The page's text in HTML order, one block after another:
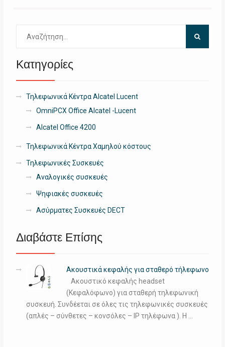
για:
Κατηγορίες
Τηλεφωνικά Κέντρα Alcatel Lucent
OmniPCX Office Alcatel -Lucent
Alcatel Office 4200
Τηλεφωνικά Κέντρα Χαμηλού κόστους
Τηλεφωνικές Συσκευές
Αναλογικές συσκευές
Ψηφιακές συσκευές
Ασύρματες Συσκευές DECT
Διαβάστε Επίσης
Ακουστικά κεφαλής για σταθερό τήλεφωνο
Ακουστικό κεφαλής headset
(Κεφαλόφωνο) για σταθερή τηλεφωνική
συσκευή. Συνδέεται σε όλες τις τηλεφωνικές συσκευές
(απλές – σύνθετες – κονσόλες – IP τηλέφωνα ). Η …